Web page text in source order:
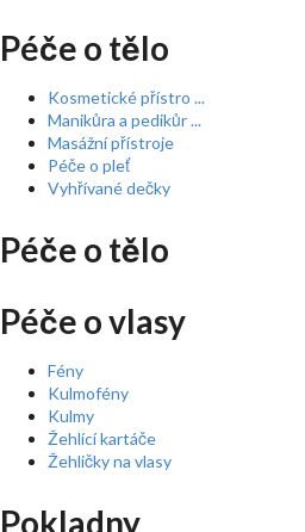
Péče o tělo
Kosmetické přístro ...
Manikůra a pedikůr ...
Masážní přístroje
Péče o pleť
Vyhřívané dečky
Péče o tělo
Péče o vlasy
Fény
Kulmofény
Kulmy
Žehlící kartáče
Žehličky na vlasy
Pokladny